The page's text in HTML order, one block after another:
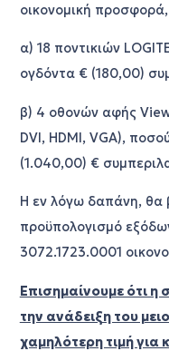
οικονομική
α) 18 ποντικιών
ογδόντα € (180,00)
β) 4 οθονών αφής
DVI, HDMI, VGA),
(1.040,00) €
Η εν λόγω δαπάνη, θα
προϋπολογισμό
3072.1723.0001
Επισημαίνουμε ότι
την ανάδειξη του
χαμηλότερη τιμή